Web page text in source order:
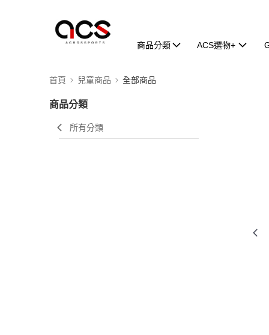
商品分類 ACS選物+
首頁 兒童商品 全部商品
商品分類
所有分類